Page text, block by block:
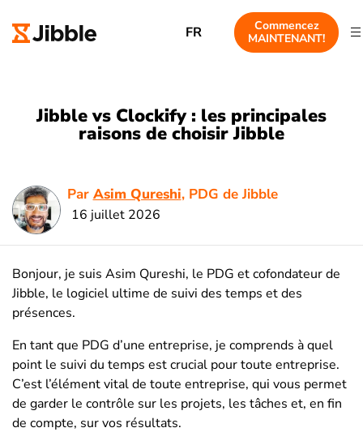
FR
Commencez
MAINTENANT!
Jibble vs Clockify : les principales
raisons de choisir Jibble
Par Asim Qureshi, PDG de Jibble
16 juillet 2026
Bonjour, je suis Asim Qureshi, le PDG et cofondateur de
Jibble, le logiciel ultime de suivi des temps et des
présences.
En tant que PDG d’une entreprise, je comprends à quel
point le suivi du temps est crucial pour toute entreprise.
C’est l’élément vital de toute entreprise, qui vous permet
de garder le contrôle sur les projets, les tâches et, en fin
de compte, sur vos résultats.